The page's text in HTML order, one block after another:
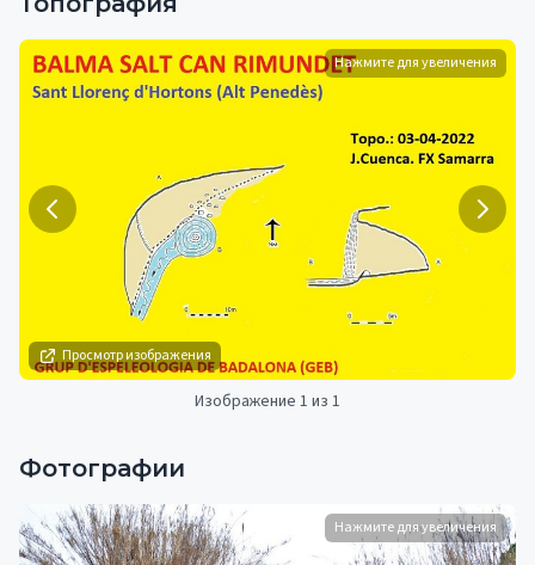
Просмотр изображения
Нажмите для увеличения
Изображение 1 из 1
Фотографии
Нажмите для увеличения